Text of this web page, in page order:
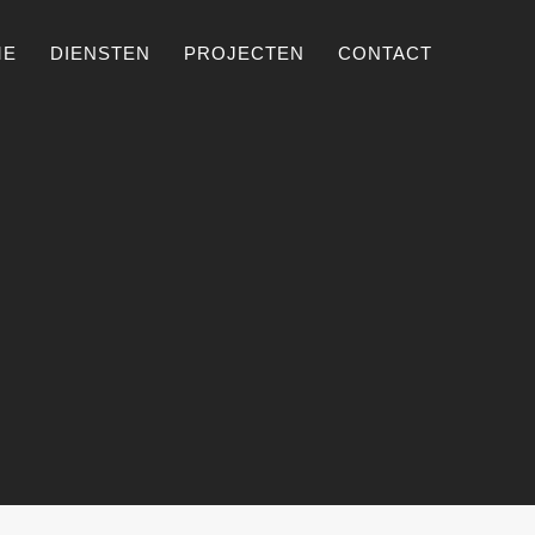
DIENSTEN PROJECTEN CONTACT